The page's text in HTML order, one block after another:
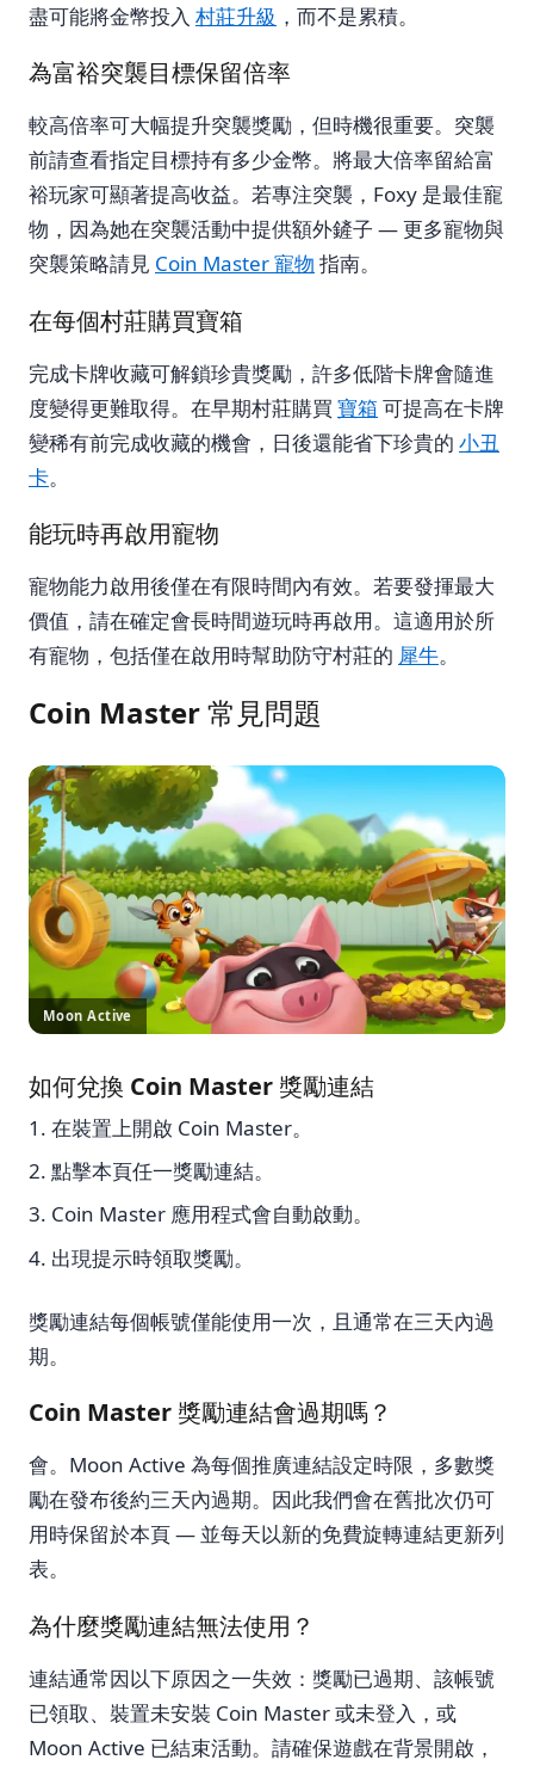
盡可能將金幣投入 村莊升級 ，而不是累積。
為富裕突襲目標保留倍率
較高倍率可大幅提升突襲獎勵，但時機很重要。突襲
前請查看指定目標持有多少金幣。將最大倍率留給富
裕玩家可顯著提高收益。若專注突襲，Foxy 是最佳寵
物，因為她在突襲活動中提供額外鏟子 — 更多寵物與
突襲策略請見 Coin Master 寵物 指南。
在每個村莊購買寶箱
完成卡牌收藏可解鎖珍貴獎勵，許多低階卡牌會隨進
度變得更難取得。在早期村莊購買 寶箱 可提高在卡牌
變稀有前完成收藏的機會，日後還能省下珍貴的 小丑
卡。
能玩時再啟用寵物
寵物能力啟用後僅在有限時間內有效。若要發揮最大
價值，請在確定會長時間遊玩時再啟用。這適用於所
有寵物，包括僅在啟用時幫助防守村莊的 犀牛。
Coin Master 常見問題
Moon Active
如何兌換 Coin Master 獎勵連結
在裝置上開啟 Coin Master。
點擊本頁任一獎勵連結。
Coin Master 應用程式會自動啟動。
出現提示時領取獎勵。
獎勵連結每個帳號僅能使用一次，且通常在三天內過
期。
Coin Master 獎勵連結會過期嗎？
會。Moon Active 為每個推廣連結設定時限，多數獎
勵在發布後約三天內過期。因此我們會在舊批次仍可
用時保留於本頁 — 並每天以新的免費旋轉連結更新列
表。
為什麼獎勵連結無法使用？
連結通常因以下原因之一失效：獎勵已過期、該帳號
已領取、裝置未安裝 Coin Master 或未登入，或
Moon Active 已結束活動。請確保遊戲在背景開啟，